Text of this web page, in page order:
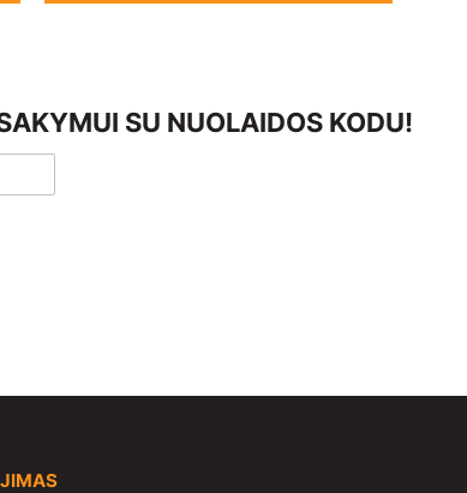
SU NUOLAIDOS KODU!